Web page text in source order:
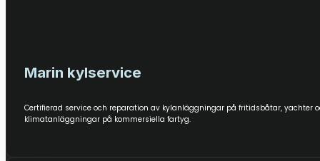
Marin kylservice
Certifierad service och reparation av kylanläggningar på fritidsbåtar, yachter
klimatanläggningar på kommersiella fartyg.